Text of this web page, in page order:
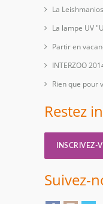
La
La lampe UV
Partir en
INTERZOO
Rien que pour
Restez
INSCRIVEZ-
Suivez-